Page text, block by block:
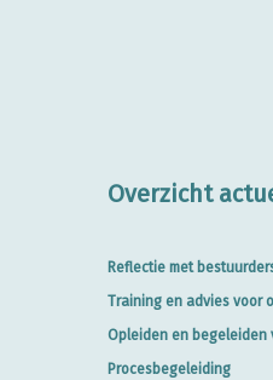
Overzicht
Reflectie met
Training en advies voor
Opleiden en begeleiden
Procesbegeleiding